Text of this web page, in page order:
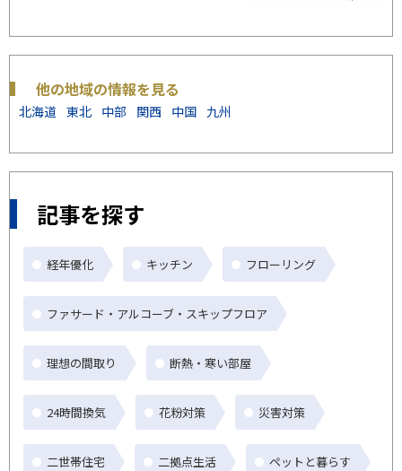
他の地域の情報を見る
北海道 東北 中部 関西 中国 九州
記事を探す
経年優化 キッチン フローリング
ファサード・アルコーブ・スキップフロア
理想の間取り 断熱・寒い部屋
24時間換気 花粉対策 災害対策
二世帯住宅 二拠点生活 ペットと暮らす